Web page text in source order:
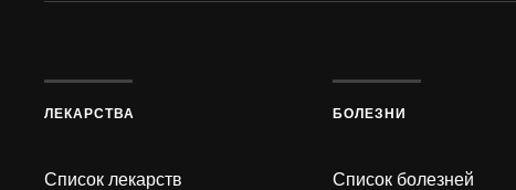
ЛЕКАРСТВА
Список лекарств
БОЛЕЗНИ
Список болезней